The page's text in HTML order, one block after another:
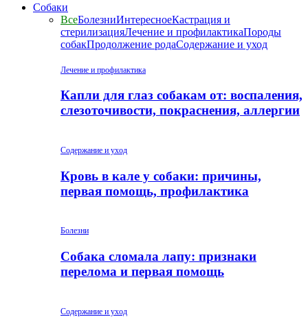
Собаки
ВсеБолезниИнтересноеКастрация и
стерилизацияЛечение и профилактикаПороды
собакПродолжение родаСодержание и уход
Лечение и профилактика
Капли для глаз собакам от: воспаления,
слезоточивости, покраснения, аллергии
Содержание и уход
Кровь в кале у собаки: причины,
первая помощь, профилактика
Болезни
Собака сломала лапу: признаки
перелома и первая помощь
Содержание и уход